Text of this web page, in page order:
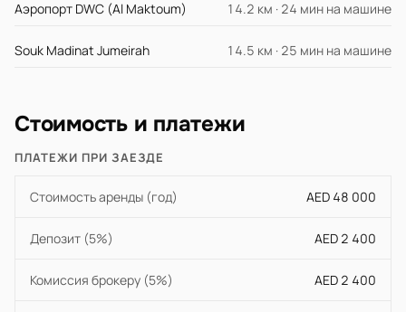
Аэропорт DWC (Al Maktoum) 14.2 км · 24 мин на машине
Souk Madinat Jumeirah 14.5 км · 25 мин на машине
Стоимость и платежи
ПЛАТЕЖИ ПРИ ЗАЕЗДЕ
Стоимость аренды (год) AED 48 000
Депозит (5%) AED 2 400
Комиссия брокеру (5%) AED 2 400